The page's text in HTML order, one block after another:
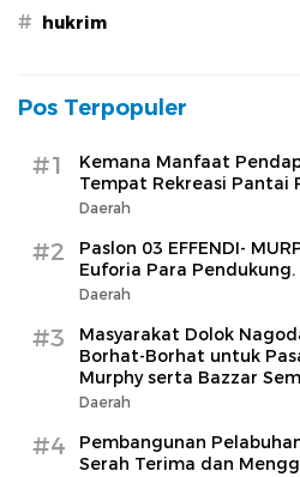
# hukrim
Pos Terpopuler
#1
Kemana Manfaat
Tempat Rekreasi Pantai
Daerah
#2
Paslon 03 EFFENDI-
Euforia Para Pendukung.
Daerah
#3
Masyarakat Dolok
Borhat-Borhat untuk
Murphy serta Bazzar
Daerah
#4
Pembangunan
Serah Terima dan